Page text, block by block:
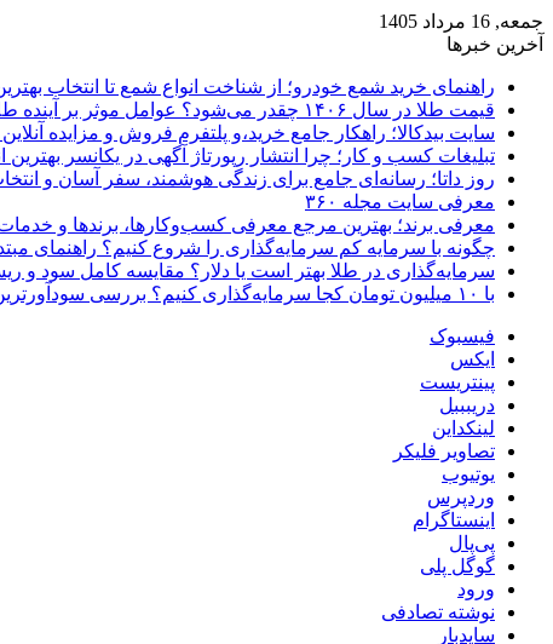
جمعه, 16 مرداد 1405
آخرین خبرها
راهنمای خرید شمع خودرو؛ از شناخت انواع شمع تا انتخاب
قیمت طلا در سال ۱۴۰۶ چقدر می‌شود؟ عوامل موثر بر آینده طلا
سایت بیدکالا؛ راهکار جامع خرید،و پلتفرم فروش و مزایده آنلاین
تبلیغات کسب و کار؛ چرا انتشار رپورتاژ آگهی در یکانسر
روز داتا؛ رسانه‌ای جامع برای زندگی هوشمند، سفر آسان و
معرفی سایت مجله ۳۶۰
معرفی برند؛ بهترین مرجع معرفی کسب‌وکارها، برندها و
چگونه با سرمایه کم سرمایه‌گذاری را شروع کنیم؟ راهنمای
سرمایه‌گذاری در طلا بهتر است یا دلار؟ مقایسه کامل سود و
با ۱۰ میلیون تومان کجا سرمایه‌گذاری کنیم؟ بررسی سودآورترین گزینه‌ها
فیسبوک
ایکس
پینتریست
دریبببل
لینکداین
تصاویر فلیکر
یوتیوب
وردپرس
اینستاگرام
پی‌پال
گوگل پلی
ورود
نوشته تصادفی
سایدبار